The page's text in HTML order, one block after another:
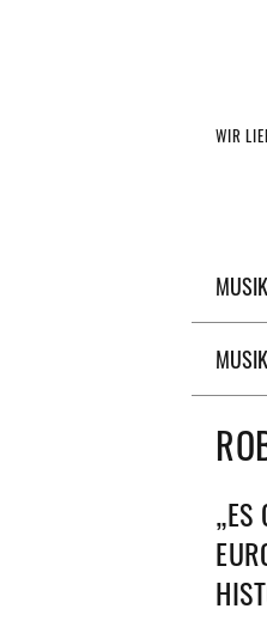
WIR
„ES